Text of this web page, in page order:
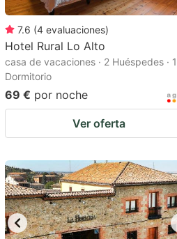
7.6 (4 evaluaciones)
Hotel Rural Lo Alto
casa de vacaciones · 2 Huéspedes · 1
Dormitorio
69 € por noche
Ver oferta